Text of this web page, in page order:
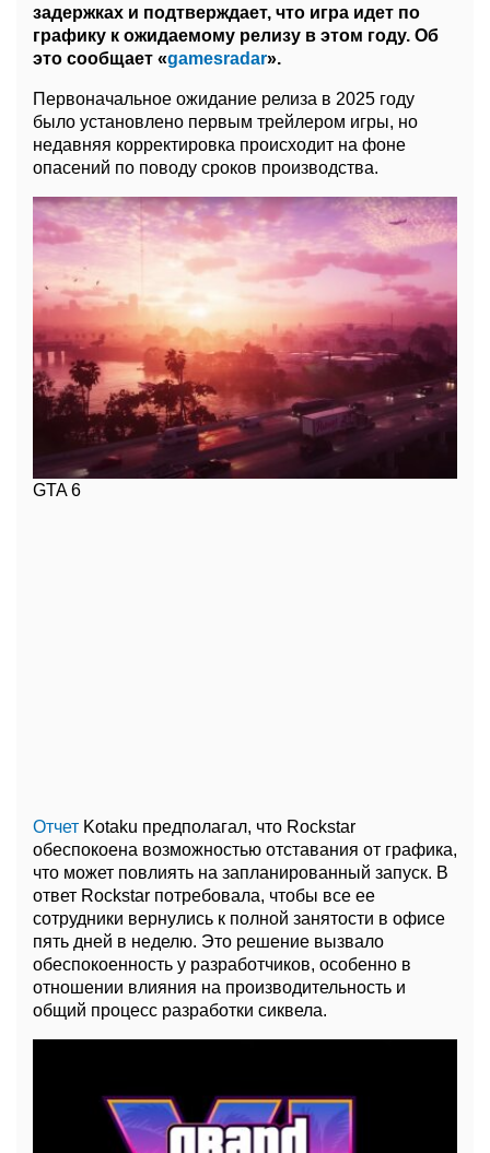
задержках и подтверждает, что игра идет по
графику к ожидаемому релизу в этом году. Об
это сообщает «gamesradar».
Первоначальное ожидание релиза в 2025 году
было установлено первым трейлером игры, но
недавняя корректировка происходит на фоне
опасений по поводу сроков производства.
GTA 6
Отчет Kotaku предполагал, что Rockstar
обеспокоена возможностью отставания от графика,
что может повлиять на запланированный запуск. В
ответ Rockstar потребовала, чтобы все ее
сотрудники вернулись к полной занятости в офисе
пять дней в неделю. Это решение вызвало
обеспокоенность у разработчиков, особенно в
отношении влияния на производительность и
общий процесс разработки сиквела.